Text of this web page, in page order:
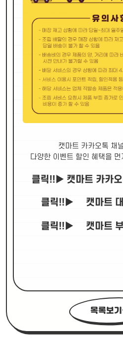
캣마트 카카오톡 채
다양한 이벤트 할인 혜택을
클릭!!▶ 캣마트 카카
클릭!!▶ 캣마트 대
클릭!!▶ 캣마트
목록보기